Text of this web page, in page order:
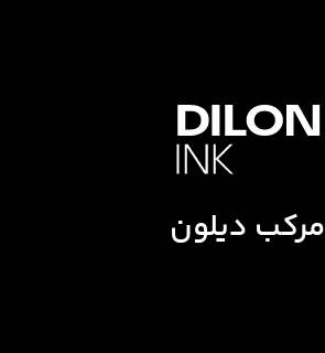
مرکب دیلون